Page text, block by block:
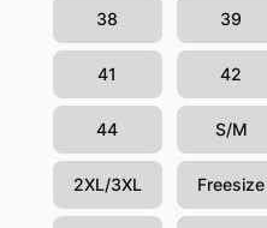
38 39
41 42
44 S/M
2XL/3XL Freesize